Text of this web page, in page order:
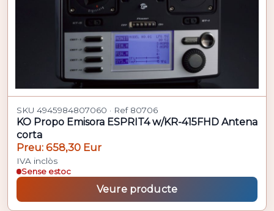
SKU 4945984807060 · Ref 80706
KO Propo Emisora ESPRIT4 w/KR-415FHD Antena
corta
Preu: 658,30 Eur
IVA inclòs
Sense estoc
Veure producte